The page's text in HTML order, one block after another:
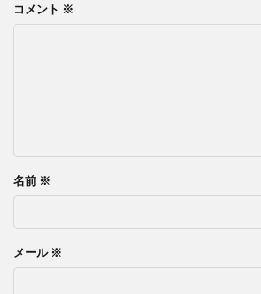
コメント ※
名前 ※
メール ※